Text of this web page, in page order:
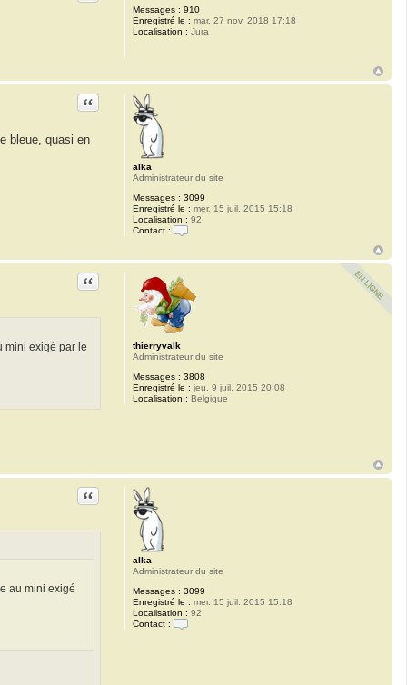
Messages : 910
Enregistré le : mar. 27 nov. 2018 17:18
Localisation : Jura
alka
Administrateur du site
Messages : 3099
Enregistré le : mer. 15 juil. 2015 15:18
Localisation : 92
Contact :
n
c
t
e
k
a
Citation
bleue, quasi en
thierryvalk
Administrateur du site
Messages : 3808
Enregistré le : jeu. 9 juil. 2015 20:08
Localisation : Belgique
Citation
mini exigé par le
alka
Administrateur du site
Messages : 3099
Enregistré le : mer. 15 juil. 2015 15:18
Localisation : 92
Contact :
Citation
au mini exigé